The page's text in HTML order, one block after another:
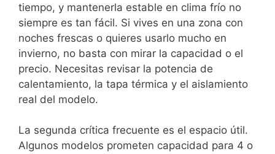
tiempo, y mantenerla estable en clima frío no
siempre es tan fácil. Si vives en una zona con
noches frescas o quieres usarlo mucho en
invierno, no basta con mirar la capacidad o el
precio. Necesitas revisar la potencia de
calentamiento, la tapa térmica y el aislamiento
real del modelo.
La segunda crítica frecuente es el espacio útil.
Algunos modelos prometen capacidad para 4 o